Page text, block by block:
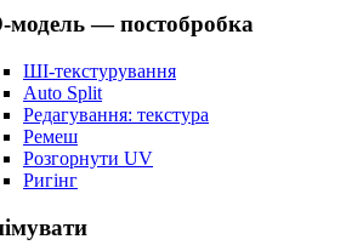
модель — постобробка
ШІ-текстурування
Auto Split
Редагування: текстура
Ремеш
Розгорнути UV
Ригінг